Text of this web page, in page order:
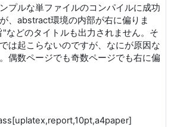
プルな単ファイルのコンパイルに成功
、abstract環境の内部が右に偏りま
"などのタイトルも出力されません。そ
は起こらないのですが、なにが原因な
偶数ページでも奇数ページでも右に偏